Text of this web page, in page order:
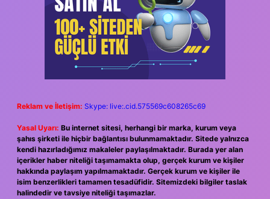
Reklam ve İletişim: Skype: live:.cid.575569c608265c69
Yasal Uyarı: Bu internet sitesi, herhangi bir marka, kurum veya
şahıs şirketi ile hiçbir bağlantısı bulunmamaktadır. Sitede yalnızca
kendi hazırladığımız makaleler paylaşılmaktadır. Burada yer alan
içerikler haber niteliği taşımamakta olup, gerçek kurum ve kişiler
hakkında paylaşım yapılmamaktadır. Gerçek kurum ve kişiler ile
isim benzerlikleri tamamen tesadüfidir. Sitemizdeki bilgiler taslak
halindedir ve tavsiye niteliği taşımazlar.